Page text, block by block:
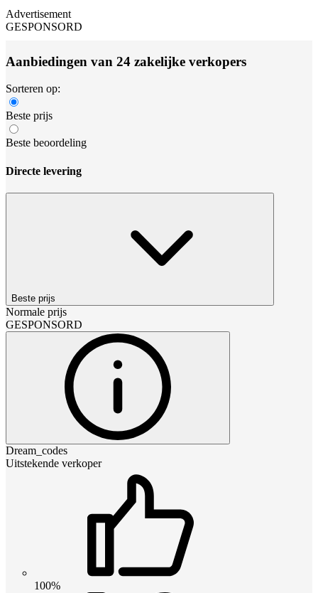
Advertisement
GESPONSORD
Aanbiedingen van 24 zakelijke verkopers
Sorteren op:
Beste prijs
Beste beoordeling
Directe levering
Beste prijs
Normale prijs
GESPONSORD
Dream_codes
Uitstekende verkoper
100%